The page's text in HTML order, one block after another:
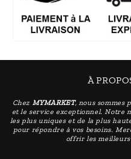
À
Chez MYMARKET, nous sommes
et le service exceptionnel. Notre
les plus uniques et de la plus
pour répondre à vos besoins.
offrir les